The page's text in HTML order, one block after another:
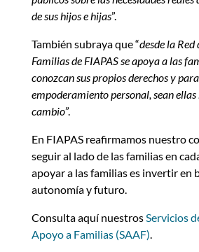
de sus hijos e hijas”.
También subraya que “desde la Red
Familias de FIAPAS se apoya a las
conozcan sus propios derechos y
empoderamiento personal, sean
cambio”.
En FIAPAS reafirmamos nuestro
seguir al lado de las familias en
apoyar a las familias es invertir en
autonomía y futuro.
Consulta aquí nuestrosServicios
Apoyo a Familias (SAAF).